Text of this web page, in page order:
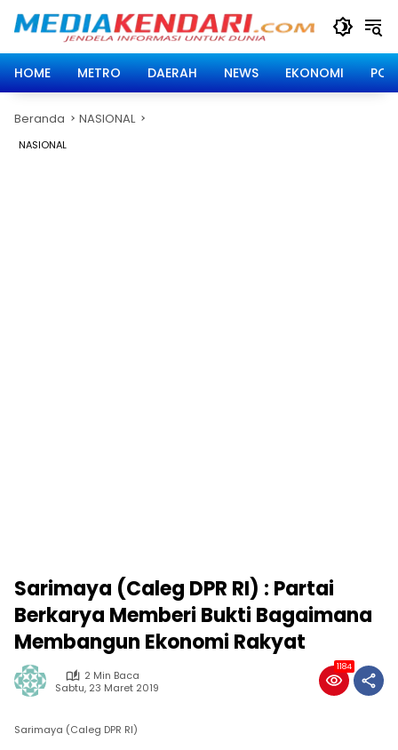
HOME
METRO DAERAH NEWS EKONOMI
Beranda NASIONAL
NASIONAL
Sarimaya (Caleg DPR RI) : Partai
Berkarya Memberi Bukti Bagaimana
Membangun Ekonomi Rakyat
2 Min Baca
Sabtu, 23 Maret 2019
1184
Sarimaya (Caleg DPR RI)